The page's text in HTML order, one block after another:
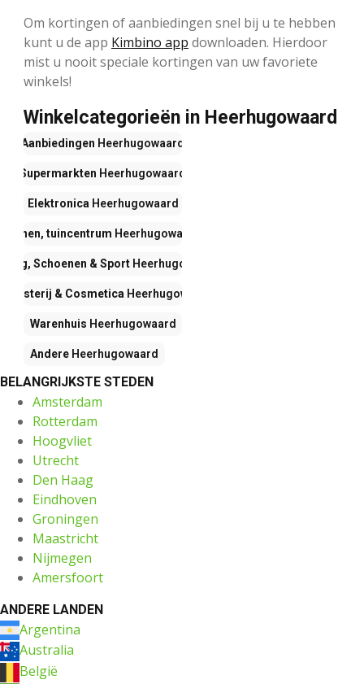
Om kortingen of aanbiedingen snel bij u te hebben
kunt u de app Kimbino app downloaden. Hierdoor
mist u nooit speciale kortingen van uw favoriete
winkels!
Winkelcategorieën in Heerhugowaard
Aanbiedingen Heerhugowaard
Supermarkten Heerhugowaard
Elektronica Heerhugowaard
Wonen, tuincentrum Heerhugowaard
Schoenen & Sport Heerhugowaard
& Cosmetica Heerhugowaard
Warenhuis Heerhugowaard
Andere Heerhugowaard
BELANGRIJKSTE STEDEN
Amsterdam
Rotterdam
Hoogvliet
Utrecht
Den Haag
Eindhoven
Groningen
Maastricht
Nijmegen
Amersfoort
ANDERE LANDEN
Argentina
Australia
België